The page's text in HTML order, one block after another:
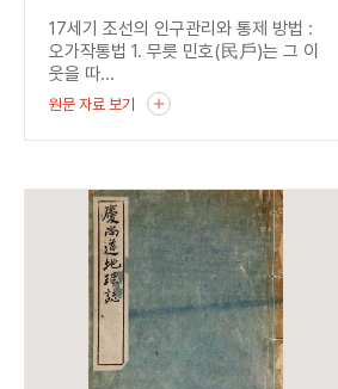
17세기 조선의 인구관리와 통제 방법 :
오가작통법 1. 무릇 민호(民戶)는 그 이
웃을 따...
원문 자료 보기